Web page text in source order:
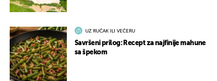
UZ RUČAK ILI VEČERU
Savršeni prilog: Recept za najfinije mahune
sa špekom